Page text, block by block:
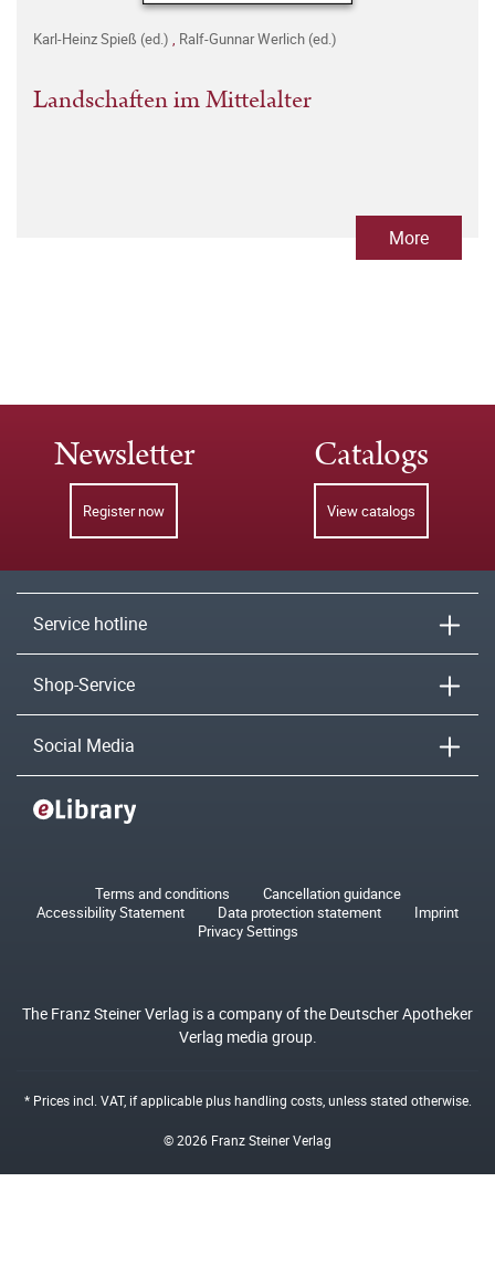
Karl-Heinz Spieß (ed.) , Ralf-Gunnar Werlich (ed.)
Landschaften im Mittelalter
More
Newsletter
Register now
Catalogs
View catalogs
Service hotline
Shop-Service
Social Media
Terms and conditions
Cancellation guidance
Accessibility Statement
Data protection statement
Imprint
Privacy Settings
The Franz Steiner Verlag is a company of the Deutscher Apotheker
Verlag media group.
* Prices incl. VAT, if applicable plushandling costs, unless stated otherwise.
© 2026 Franz Steiner Verlag